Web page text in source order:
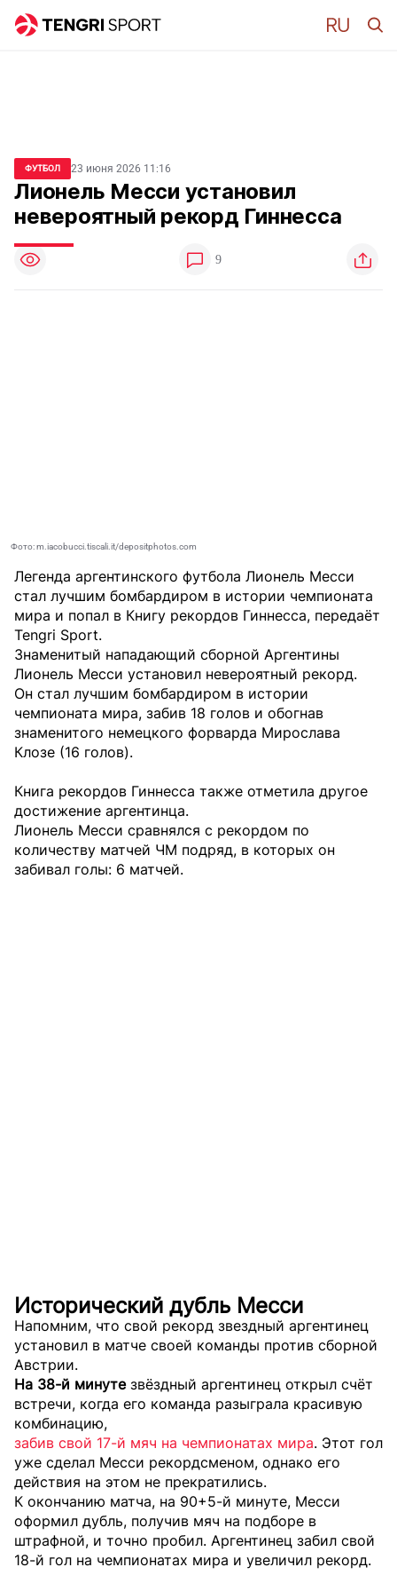
ФУТБОЛ 23 июня 2026 11:16
Лионель Месси установил
невероятный рекорд Гиннесса
9
Фото: m.iacobucci.tiscali.it/depositphotos.com
Легенда аргентинского футбола Лионель Месси
стал лучшим бомбардиром в истории чемпионата
мира и попал в Книгу рекордов Гиннесса, передаёт
Tengri Sport.
Знаменитый нападающий сборной Аргентины
Лионель Месси установил невероятный рекорд.
Он стал лучшим бомбардиром в истории
чемпионата мира, забив 18 голов и обогнав
знаменитого немецкого форварда Мирослава
Клозе (16 голов).
Книга рекордов Гиннесса также отметила другое
достижение аргентинца.
Лионель Месси сравнялся с рекордом по
количеству матчей ЧМ подряд, в которых он
забивал голы: 6 матчей.
Исторический дубль Месси
Напомним, что свой рекорд звездный аргентинец
установил в матче своей команды против сборной
Австрии.
На 38-й минутезвёздный аргентинец открыл счёт
встречи, когда его команда разыграла красивую
комбинацию,
забив свой 17-й мяч на чемпионатах мира. Этот гол
уже сделал Месси рекордсменом, однако его
действия на этом не прекратились.
К окончанию матча, на 90+5-й минуте, Месси
оформил дубль, получив мяч на подборе в
штрафной, и точно пробил. Аргентинец забил свой
18-й гол на чемпионатах мира и увеличил рекорд.